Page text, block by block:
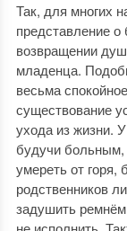
Так, для многих
представление
возвращении
младенца.
весьма
существование
ухода из жизни.
будучи
умереть от горя,
родственников
задушить